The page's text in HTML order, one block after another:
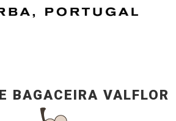
BAGACEIRA VALFLOR